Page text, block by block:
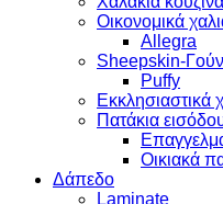
Οικονομικά
Allegra
Sheepskin-
Puffy
Εκκλησιαστικά
Πατάκια
Οικιακά
Δάπεδο
Laminate